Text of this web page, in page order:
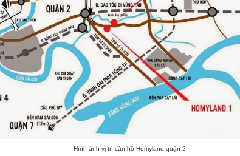
Hình ảnh vị trí căn hộ Homyland quận 2